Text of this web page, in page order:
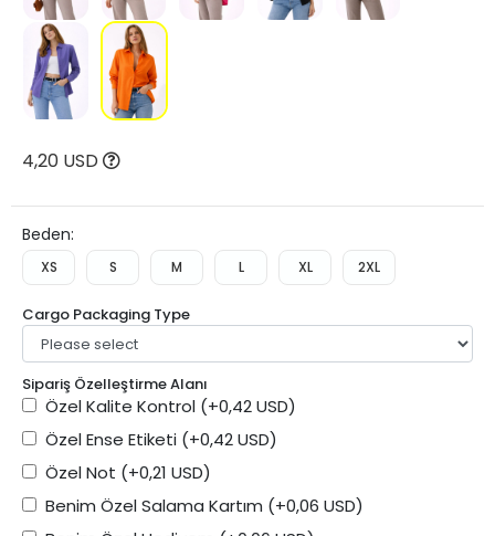
4,20 USD
Beden:
XS S M L XL 2XL
Cargo Packaging Type
Sipariş Özelleştirme Alanı
Özel Kalite Kontrol (+0,42 USD)
Özel Ense Etiketi (+0,42 USD)
Özel Not (+0,21 USD)
Benim Özel Salama Kartım (+0,06 USD)